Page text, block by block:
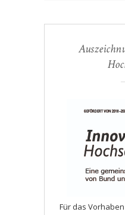
Für das Vorhaben